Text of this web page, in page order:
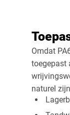
Afsnede
Omdat
toegepast
naturel